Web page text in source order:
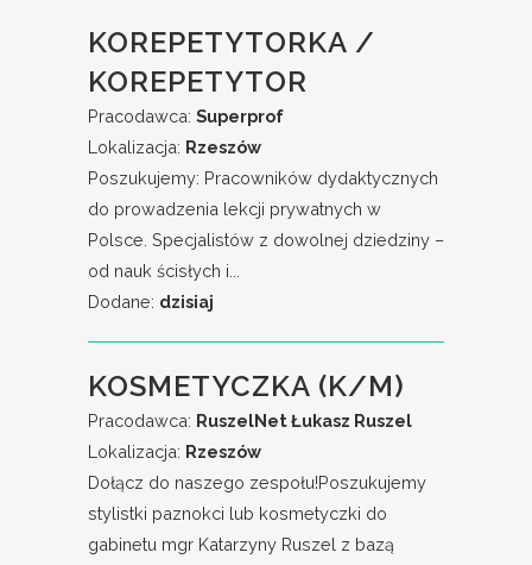
KOREPETYTORKA /
KOREPETYTOR
Pracodawca: Superprof
Lokalizacja: Rzeszów
Poszukujemy: Pracowników dydaktycznych
do prowadzenia lekcji prywatnych w
Polsce. Specjalistów z dowolnej dziedziny –
od nauk ścisłych i...
Dodane: dzisiaj
KOSMETYCZKA (K/M)
Pracodawca: RuszelNet Łukasz Ruszel
Lokalizacja: Rzeszów
Dołącz do naszego zespołu!Poszukujemy
stylistki paznokci lub kosmetyczki do
gabinetu mgr Katarzyny Ruszel z bazą